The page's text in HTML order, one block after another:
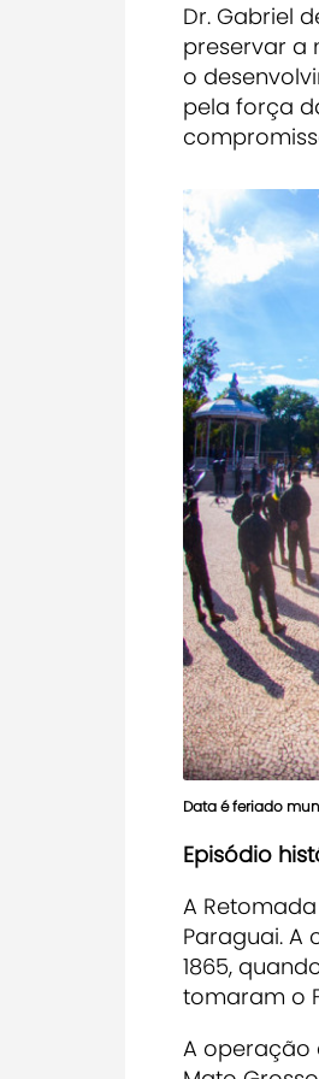
Dr. Gabriel
preservar a
o
pela força
Data é feriado
Episódio
A
Paraguai.
1865,
tomaram o
A operação